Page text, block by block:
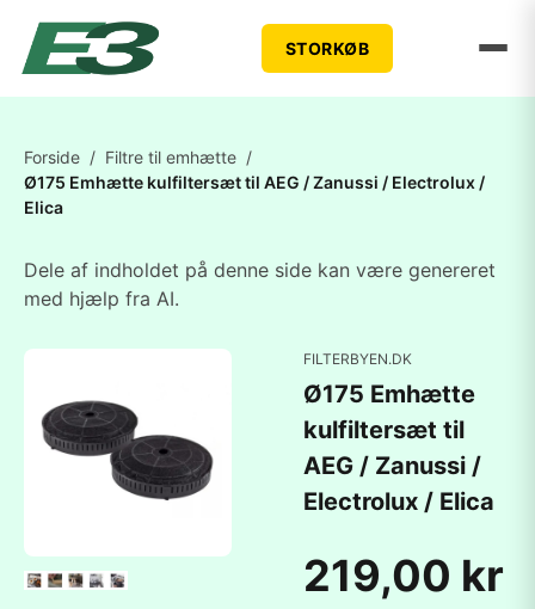
STORKØB
Forside / Filtre til emhætte /
Ø175 Emhætte kulfiltersæt til AEG / Zanussi / Electrolux /
Elica
Dele af indholdet på denne side kan være genereret
med hjælp fra AI.
FILTERBYEN.DK
Ø175 Emhætte
kulfiltersæt til
AEG / Zanussi /
Electrolux / Elica
219,00 kr